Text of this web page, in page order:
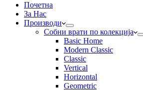
Почетна
За Нас
Производи
Собни врати по колекција
Basic Home
Modern Classic
Classic
Vertical
Horizontal
Geometric